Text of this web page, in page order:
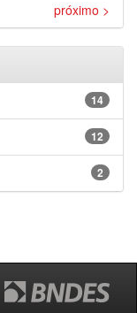
próximo >
14
12
2